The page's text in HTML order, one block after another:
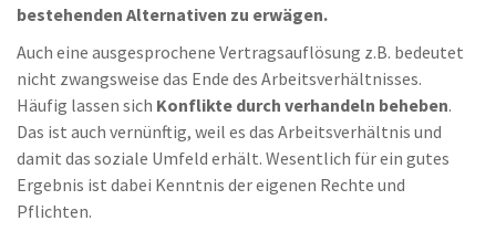
bestehenden Alternativen zu erwägen.
Auch eine ausgesprochene Vertragsauflösung z.B. bedeutet
nicht zwangsweise das Ende des Arbeitsverhältnisses.
Häufig lassen sich Konflikte durch verhandeln beheben.
Das ist auch vernünftig, weil es das Arbeitsverhältnis und
damit das soziale Umfeld erhält. Wesentlich für ein gutes
Ergebnis ist dabei Kenntnis der eigenen Rechte und
Pflichten.